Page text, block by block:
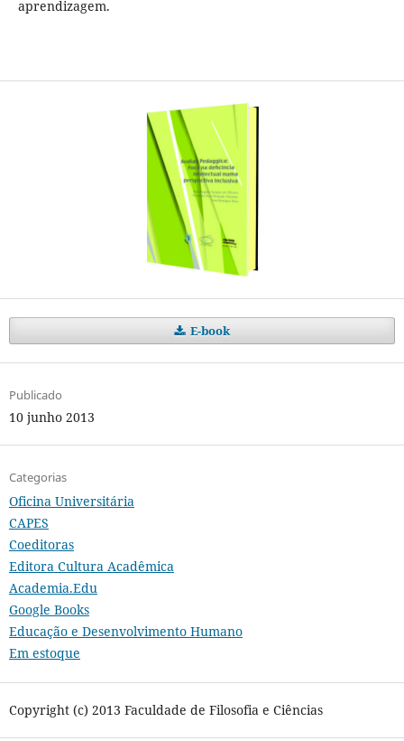
aprendizagem.
E-book
Publicado
10 junho 2013
Categorias
Oficina Universitária
CAPES
Coeditoras
Editora Cultura Acadêmica
Academia.Edu
Google Books
Educação e Desenvolvimento Humano
Em estoque
Copyright (c) 2013 Faculdade de Filosofia e Ciências